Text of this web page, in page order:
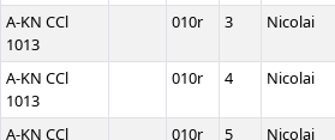
A-KN CCl
1013
010r 3 Nicolai
A-KN CCl
1013
010r 4 Nicolai
A-KN CCl
010r 5 Nicolai